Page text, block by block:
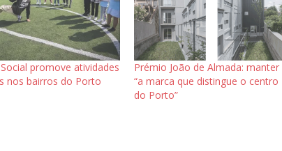
promove atividades
nos bairros do Porto
Prémio João de Almada: manter
“a marca que distingue o centro
do Porto”